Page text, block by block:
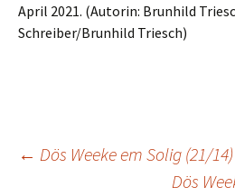
April 2021. (Autorin: Brunhild
Schreiber/Brunhild Triesch)
← Dös Weeke em Solig (21/14)
Dös